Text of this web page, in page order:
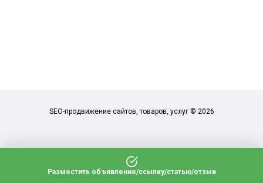
SEO-продвижение сайтов, товаров, услуг © 2026
Разместить объявление/ссылку/статью/отзыв